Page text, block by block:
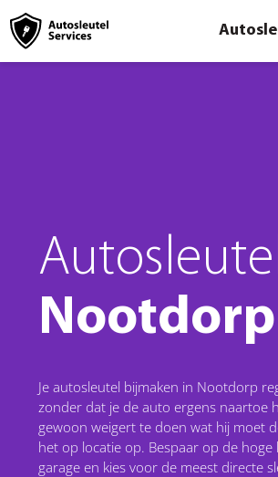
Nootdorp
Je autosleutel bijmaken in Nootdorp
zonder dat je de auto ergens naartoe
gewoon weigert te doen wat hij moet
het op locatie op. Bespaar op de
garage en kies voor de meest directe